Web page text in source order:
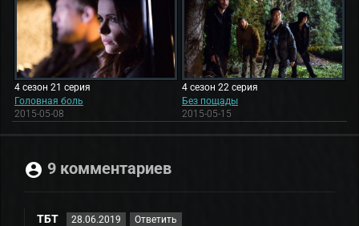
4 сезон 21 серия
Головная боль
2015-05-08
4 сезон 22 серия
Без пощады
2015-05-15
9 комментариев
ТБТ 28.06.2019 Ответить